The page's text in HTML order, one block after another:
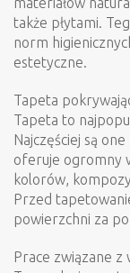
materiałów
także płytami.
norm
estetyczne.
Tapeta
Tapeta to
Najczęściej są
oferuje ogromny
kolorów,
Przed
powierzchni za
Prace związane z